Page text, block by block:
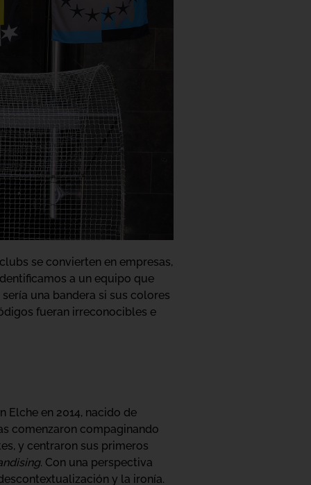
se convierten en empresas,
a un equipo que
una bandera si sus colores
fueran irreconocibles e
Elche en 2014, nacido de
comenzaron compaginando
y centraron sus primeros
. Con una perspectiva
y la ironía.